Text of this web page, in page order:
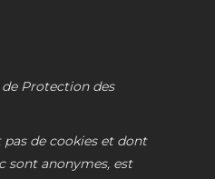
Protection des
pas de cookies et dont
sont anonymes, est